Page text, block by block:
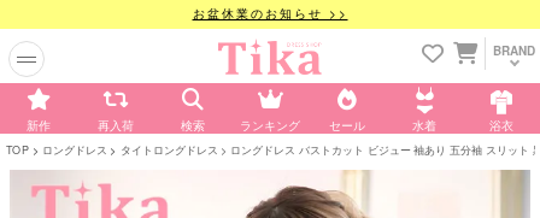
お盆休業のお知らせ >>
BRAND
新作 再入荷 検索 ランキング セール 水着 浴衣
TOP ロングドレス タイトロングドレス ロングドレス バストカット ビジュー 袖あり 五分袖 スリッ